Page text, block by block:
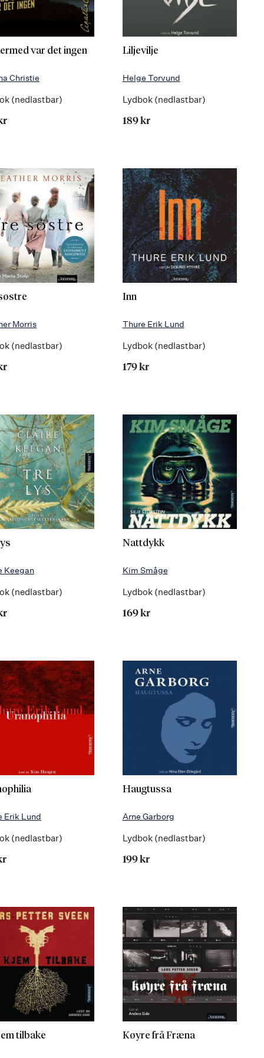
var det ingen
Christie
(nedlastbar)
Liljevilje
Helge Torvund
Lydbok (nedlastbar)
189 kr
Morris
(nedlastbar)
Inn
Thure Erik Lund
Lydbok (nedlastbar)
179 kr
Keegan
(nedlastbar)
Nattdykk
Kim Småge
Lydbok (nedlastbar)
169 kr
Erik Lund
(nedlastbar)
Haugtussa
Arne Garborg
Lydbok (nedlastbar)
199 kr
tilbake Køyre frå Fræna